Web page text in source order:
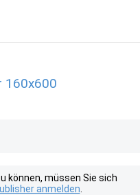
160x600
können, müssen Sie sich
anmelden